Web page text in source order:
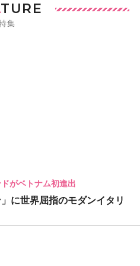
TURE
集
がベトナム初進出
に世界屈指のモダンイタリ